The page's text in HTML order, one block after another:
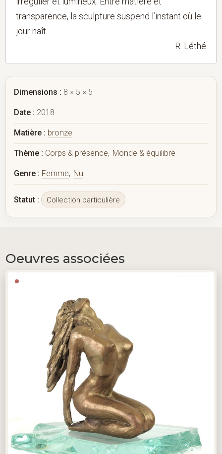
transparence, la sculpture suspend l’instant où le
jour naît.
R. Léthé
Dimensions : 8 × 5 × 5
Date : 2018
Matière : bronze
Thème : Corps & présence, Monde & équilibre
Genre : Femme, Nu
Statut : Collection particulière
Oeuvres associées